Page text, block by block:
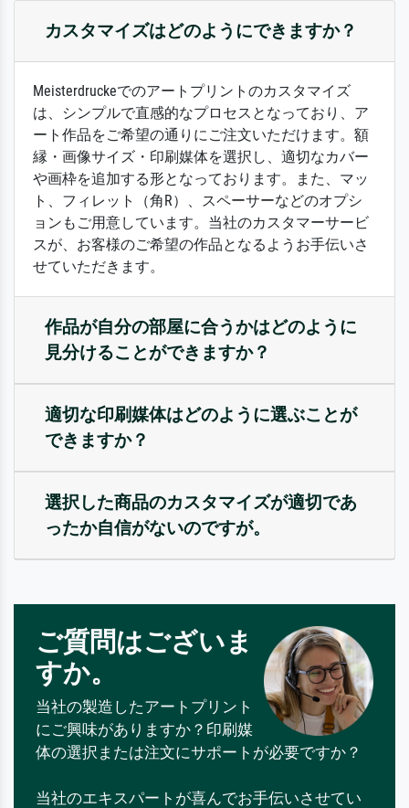
カスタマイズはどのようにできますか？
Meisterdruckeでのアートプリントのカスタマイズ
は、シンプルで直感的なプロセスとなっており、ア
ート作品をご希望の通りにご注文いただけます。額
縁・画像サイズ・印刷媒体を選択し、適切なカバー
や画枠を追加する形となっております。また、マッ
ト、フィレット（角R）、スペーサーなどのオプシ
ョンもご用意しています。当社のカスタマーサービ
スが、お客様のご希望の作品となるようお手伝いさ
せていただきます。
作品が自分の部屋に合うかはどのように
見分けることができますか？
適切な印刷媒体はどのように選ぶことが
できますか？
選択した商品のカスタマイズが適切であ
ったか自信がないのですが。
ご質問はございま
すか。
当社の製造したアートプリント
にご興味がありますか？印刷媒
体の選択または注文にサポートが必要ですか？
当社のエキスパートが喜んでお手伝いさせてい